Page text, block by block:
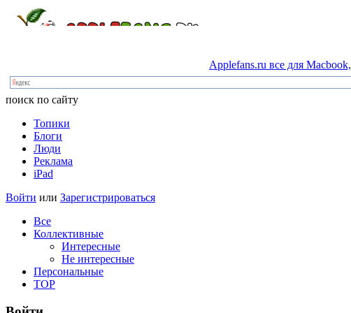
Applefans.ru все для Macbook,
поиск по сайту
Топики
Блоги
Люди
Реклама
iPad
Войти или Зарегистрироваться
Все
Коллективные
Интересные
Не интересные
Персональные
TOP